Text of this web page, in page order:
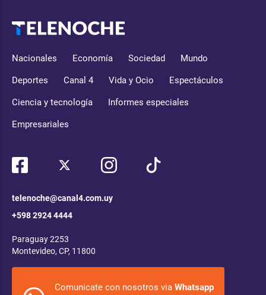
Nacionales Economía Sociedad Mundo
Deportes Canal 4 Vida y Ocio Espectáculos
Ciencia y tecnología Informes especiales
Empresariales
telenoche@canal4.com.uy
+598 2924 4444
Paraguay 2253
Montevideo, CP, 11800
Comunicate con nosotros via Whatsapp